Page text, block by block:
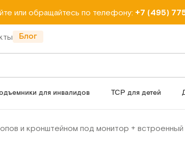
или обращайтесь по телефону: +7 (495)
Блог
для инвалидов ТСР для детей
и кронштейном под монитор +